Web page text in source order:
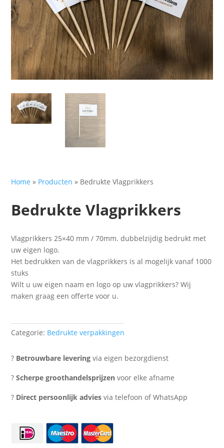
Home » Producten » Bedrukte Vlagprikkers
Bedrukte Vlagprikkers
Vlagprikkers 25×40 mm / 70mm. dubbelzijdig bedrukt met
uw eigen logo.
Het bedrukken van de vlagprikkers is al mogelijk vanaf 1000
stuks
Wilt u uw eigen naam en logo op uw vlagprikkers? Wij
maken graag een offerte voor u.
Categorie: Bedrukte verpakkingen
? Betrouwbare levering via eigen bezorgdienst
?Scherpe groothandelsprijzen voor elke afname
? Direct persoonlijk advies via telefoon of WhatsApp